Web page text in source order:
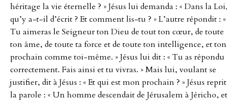
héritage la vie éternelle ? » Jésus lui demanda : « Dans la
qu’y a-t-il d’écrit ? Et comment lis-tu ? » L’autre répondit : «
Tu aimeras le Seigneur ton Dieu de tout ton cœur, de toute
ton âme, de toute ta force et de toute ton intelligence, et ton
prochain comme toi-même. » Jésus lui dit : « Tu as répondu
correctement. Fais ainsi et tu vivras. » Mais lui, voulant se
justifier, dit à Jésus : « Et qui est mon prochain ? » Jésus reprit
la parole : « Un homme descendait de Jérusalem à Jéricho, et